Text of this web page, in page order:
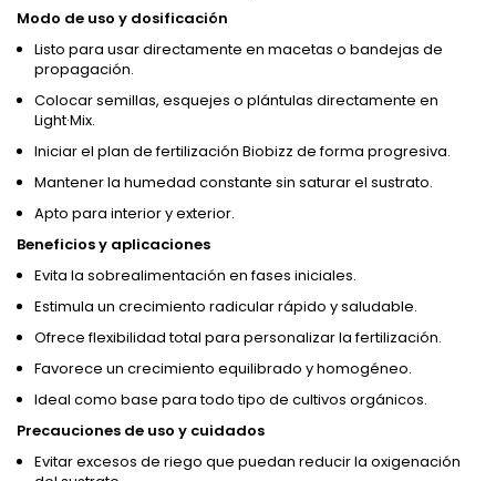
Modo de uso y dosificación
Listo para usar directamente en macetas o bandejas de
propagación.
Colocar semillas, esquejes o plántulas directamente en
Light·Mix.
Iniciar el plan de fertilización Biobizz de forma progresiva.
Mantener la humedad constante sin saturar el sustrato.
Apto para interior y exterior.
Beneficios y aplicaciones
Evita la sobrealimentación en fases iniciales.
Estimula un crecimiento radicular rápido y saludable.
Ofrece flexibilidad total para personalizar la fertilización.
Favorece un crecimiento equilibrado y homogéneo.
Ideal como base para todo tipo de cultivos orgánicos.
Precauciones de uso y cuidados
Evitar excesos de riego que puedan reducir la oxigenación